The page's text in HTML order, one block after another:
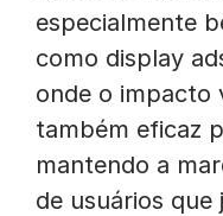
especialmente
como display
onde o impacto
também eficaz
mantendo a
de usuários que